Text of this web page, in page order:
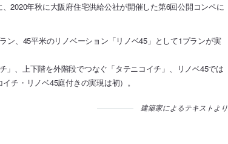
2020年秋に大阪府住宅供給公社が開催した第6回公開コンペに
ン、45平米のリノベーション「リノベ45」として1プランが実
」、上下階を外階段でつなぐ「タテニコイチ」、リノベ45では
チ・リノベ45庭付きの実現は初）。
建築家によるテキストより